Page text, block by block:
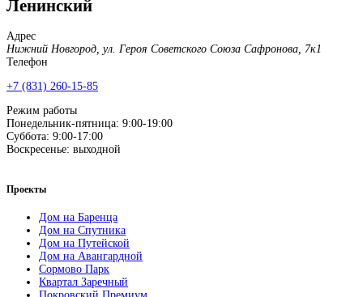
Ленинский
Адрес
Нижний Новгород, ул. Героя Советского Союза Сафронова, 7к1
Телефон
+7 (831) 260-15-85
Режим работы
Понедельник-пятница: 9:00-19:00
Суббота: 9:00-17:00
Воскресенье: выходной
Проекты
Дом на Баренца
Дом на Спутника
Дом на Путейской
Дом на Авангардной
Сормово Парк
Квартал Заречный